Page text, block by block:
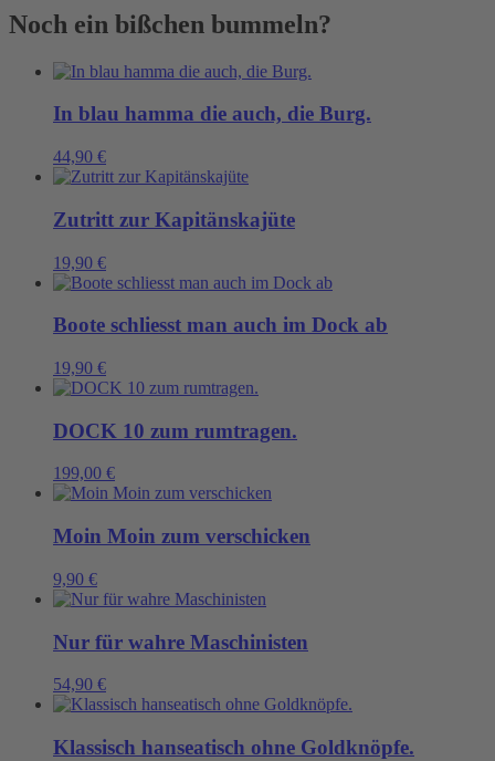
Noch ein bißchen bummeln?
In blau hamma die auch, die Burg.
44,90 €
Zutritt zur Kapitänskajüte
19,90 €
Boote schliesst man auch im Dock ab
19,90 €
DOCK 10 zum rumtragen.
199,00 €
Moin Moin zum verschicken
9,90 €
Nur für wahre Maschinisten
54,90 €
Klassisch hanseatisch ohne Goldknöpfe.